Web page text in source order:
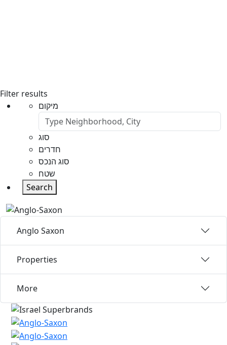
Filter results
מיקום
סוג
חדרים
סוג הנכס
שטח
Search
Anglo Saxon
Properties
More